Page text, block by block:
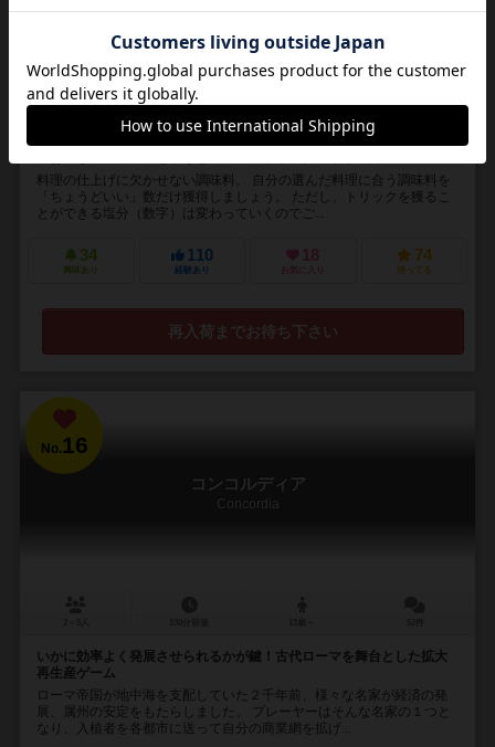
20～30分 10歳～
料理の仕上げに欠かせない調味料。 自分の選んだ料理に合う調味料を
「ちょうどいい」数だけ獲得しましょう。 ただし、トリックを獲るこ
とができる塩分（数字）は変わっていくのでご...
34
興味あり
110
経験あり
18
お気に入り
74
持ってる
再入荷までお待ち下さい
No. 16
コンコルディア
Concordia
いかに効率よく発展させられるかが鍵！古代ローマを舞台とした拡大
再生産ゲーム
ローマ帝国が地中海を支配していた２千年前、様々な名家が経済の発
展、属州の安定をもたらしました。 プレーヤーはそんな名家の１つと
なり、入植者を各都市に送って自分の商業網を拡げ...